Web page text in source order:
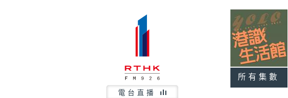
電台直播
所有集數